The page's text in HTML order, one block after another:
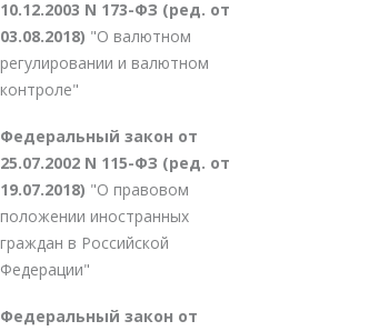
10.12.2003 N 173-ФЗ (ред. от
03.08.2018) "О валютном
регулировании и валютном
контроле"
Федеральный закон от
25.07.2002 N 115-ФЗ (ред. от
19.07.2018) "О правовом
положении иностранных
граждан в Российской
Федерации"
Федеральный закон от